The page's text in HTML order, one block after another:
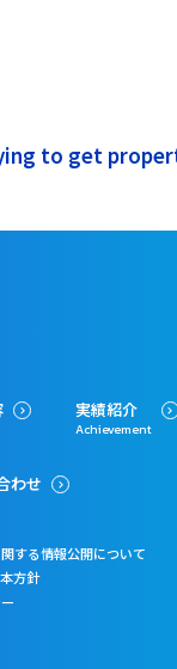
to get
実績紹介
Achievement
わせ
する情報公開について
方針